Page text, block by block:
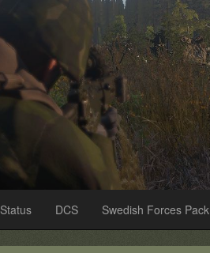
Status DCS Swedish Forces Pack